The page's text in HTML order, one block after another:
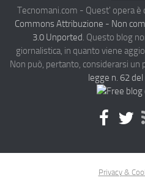
Tecnomani.com - Quest' opera è
Commons Attribuzione - Non
3.0 Unported. Questo blog
giornalistica, in quanto viene
Non può, pertanto, considerarsi
legge n. 62
Privacy &